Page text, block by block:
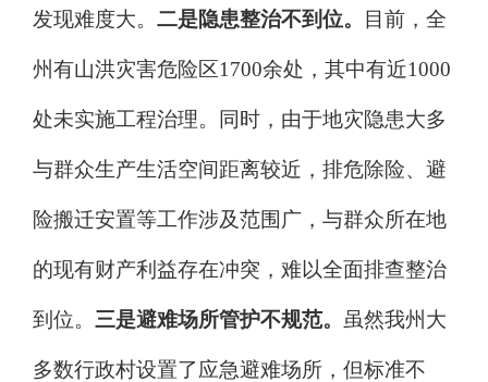
发现难度大。 二是隐患整治不到位。 目前，全
州有山洪灾害危险区1700余处，其中有近1000
处未实施工程治理。同时，由于地灾隐患大多
与群众生产生活空间距离较近，排危除险、避
险搬迁安置等工作涉及范围广，与群众所在地
的现有财产利益存在冲突，难以全面排查整治
到位。 三是避难场所管护不规范。 虽然我州大
多数行政村设置了应急避难场所，但标准不